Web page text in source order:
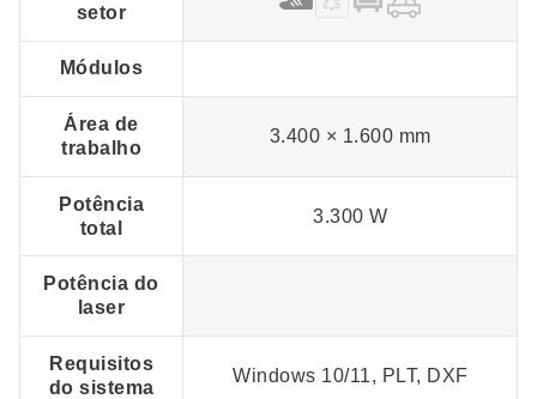
setor
Módulos
Área de
trabalho
Potência
total
Potência do
laser
Requisitos
do sistema
3.400 × 1.600 mm
3.300 W
Windows 10/11, PLT, DXF